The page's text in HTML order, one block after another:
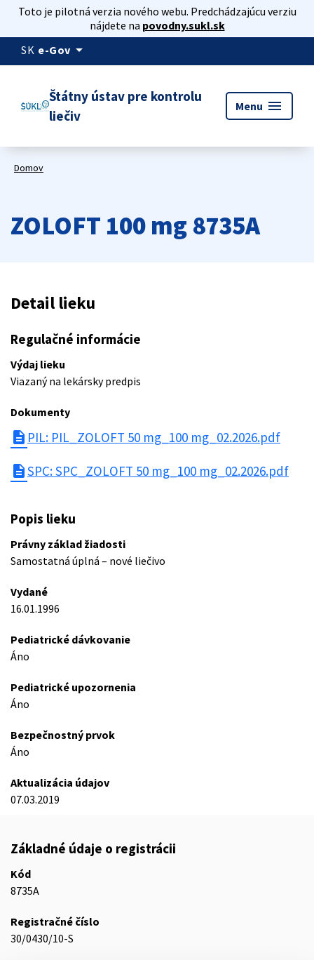
Toto je pilotná verzia nového webu. Predchádzajúcu verziu
nájdete na povodny.sukl.sk
SK e-Gov arrow_drop_down
Štátny ústav pre kontrolu
liečiv
Menu menu
Domov
ZOLOFT 100 mg 8735A
Detail lieku
Regulačné informácie
Výdaj lieku
Viazaný na lekársky predpis
Dokumenty
description PIL: PIL_ZOLOFT 50 mg_100 mg_02.2026.pdf
descriptionSPC: SPC_ZOLOFT 50 mg_100 mg_02.2026.pdf
Popis lieku
Právny základ žiadosti
Samostatná úplná – nové liečivo
Vydané
16.01.1996
Pediatrické dávkovanie
Áno
Pediatrické upozornenia
Áno
Bezpečnostný prvok
Áno
Aktualizácia údajov
07.03.2019
Základné údaje o registrácii
Kód
8735A
Registračné číslo
30/0430/10-S